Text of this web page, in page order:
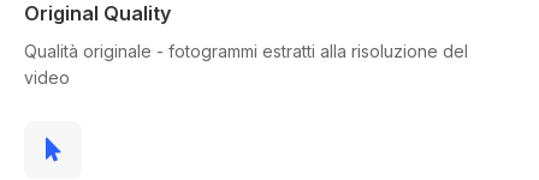
Original Quality
Qualità originale - fotogrammi estratti alla risoluzione del
video